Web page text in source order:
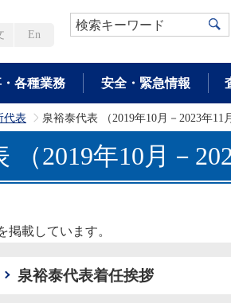
En
検索キーワード
各種業務 安全・緊急情報
代表 >
泉裕泰代表 （2019年10月－2023年11
（2019年10月－
載しています。
泉裕泰代表着任挨拶